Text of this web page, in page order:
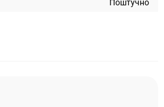
Поштучно